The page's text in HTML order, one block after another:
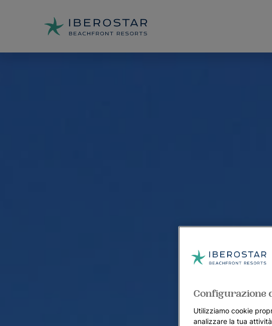
Configurazione
Utilizziamo cookie
analizzare la tua